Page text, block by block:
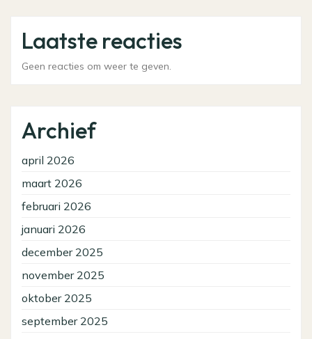
Laatste reacties
Geen reacties om weer te geven.
Archief
april 2026
maart 2026
februari 2026
januari 2026
december 2025
november 2025
oktober 2025
september 2025